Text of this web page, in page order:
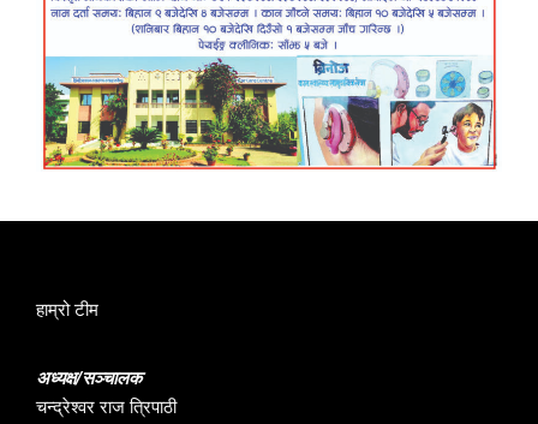
हाम्रो टीम
अध्यक्ष/सञ्चालक
चन्द्रेश्वर राज त्रिपाठी